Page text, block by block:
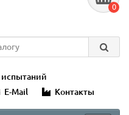
0
E-Mail Контакты